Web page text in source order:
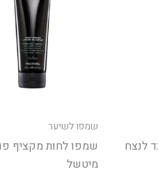
לנצח
שמפו לשיער
שמפו לחות מקציף
מיטשל